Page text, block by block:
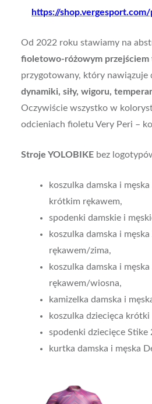
https://
Od 2022 roku stawiamy na a
fioletowo-różowym przejściem
przygotowany, który nawiązuje
dynamiki, siły, wigoru,
Oczywiście wszystko w
odcieniach fioletu Very Peri –
Stroje YOLOBIKE bez
koszulka damska i
krótkim rękawem,
spodenki damskie i
koszulka damska i
rękawem/zima,
koszulka damska i
rękawem/wiosna,
kamizelka damska i
koszulka dziecięca
spodenki dziecięce Stike
kurtka damska i męska